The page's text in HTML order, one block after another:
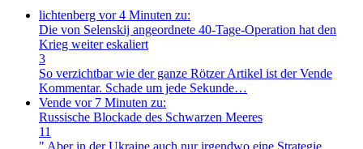
lichtenberg vor 4 Minuten zu:
Die von Selenskij angeordnete 40-Tage-Operation hat den
Krieg weiter eskaliert
3
So verzichtbar wie der ganze Rötzer Artikel ist der Vende
Kommentar. Schade um jede Sekunde…
Vende vor 7 Minuten zu:
Russische Blockade des Schwarzen Meeres
11
" Aber in der Ukraine auch nur irgendwo eine Strategie